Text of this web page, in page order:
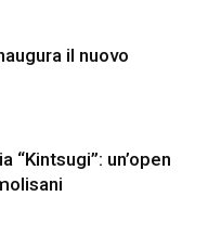
il nuovo
“Kintsugi”: un’open